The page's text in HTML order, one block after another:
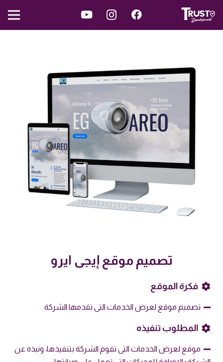
تصميم موقع إيجى ايرو
فكرة الموقع
تصميم موقع لعرض الخدمات التى تقدمها الشركة
المطلوب تنفيذه
موقع لعرض الخدمات التى تقوم الشركة بتنفيذها، ونبذه عن